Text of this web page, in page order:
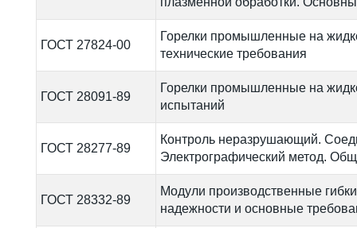
ГОСТ 27824-00
Горелки промышленные на
технические требования
ГОСТ 28091-89
Горелки промышленные на
испытаний
ГОСТ 28277-89
Контроль неразрушающий.
Электрографический метод.
ГОСТ 28332-89
Модули производственные
надежности и основные